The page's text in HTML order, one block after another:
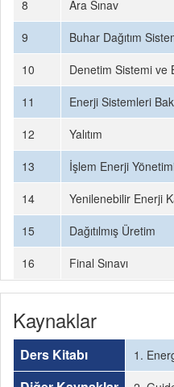
8
Ara Sınav
9
Buhar Dağıtım
10
Denetim Sistemi ve
11
Enerji Sistemleri
12
Yalıtım
13
İşlem Enerji
14
Yenilenebilir Enerji
15
Dağıtılmış Üretim
16
Final Sınavı
Kaynaklar
Ders Kitabı 1.